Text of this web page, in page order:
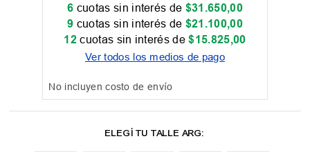
6 cuotas sin interés de $31 .650,00
9 cuotas sin interés de $21 .100,00
12 cuotas sin interés de$15.825,00
Ver todos los medios de pago
No incluyen costo de envío